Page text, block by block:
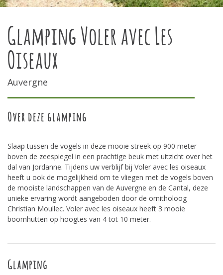
Glamping Voler avec Les
Oiseaux
Auvergne
Over deze glamping
Slaap tussen de vogels in deze mooie streek op 900 meter
boven de zeespiegel in een prachtige beuk met uitzicht over het
dal van Jordanne. Tijdens uw verblijf bij Voler avec les oiseaux
heeft u ook de mogelijkheid om te vliegen met de vogels boven
de mooiste landschappen van de Auvergne en de Cantal, deze
unieke ervaring wordt aangeboden door de ornitholoog
Christian Moullec. Voler avec les oiseaux heeft 3 mooie
boomhutten op hoogtes van 4 tot 10 meter.
Glamping